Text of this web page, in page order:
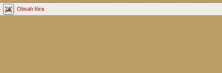
Obsah fóra